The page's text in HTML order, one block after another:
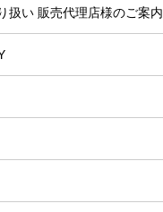
扱い 販売代理店様のご案内